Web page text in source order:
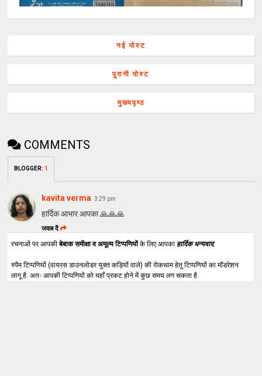
नई पोस्ट
पुरानी पोस्ट
मुख्यपृष्ठ
COMMENTS
BLOGGER: 1
kavita verma 3:29 pm
हार्दिक आभार आपका 🙏🙏🙏
जवाब दें
रचनाओं पर आपकीबेबाक समीक्षा व अमूल्य टिप्पणियोंके लिए आपका हार्दिक धन्यवाद.
स्पैम टिप्पणियों (वायरस डाउनलोडर युक्त कड़ियों वाले) की रोकथाम हेतु टिप्पणियों का मॉडरेशन
लागू है. अतः आपकी टिप्पणियों को यहाँ प्रकट होने में कुछ समय लग सकता है.